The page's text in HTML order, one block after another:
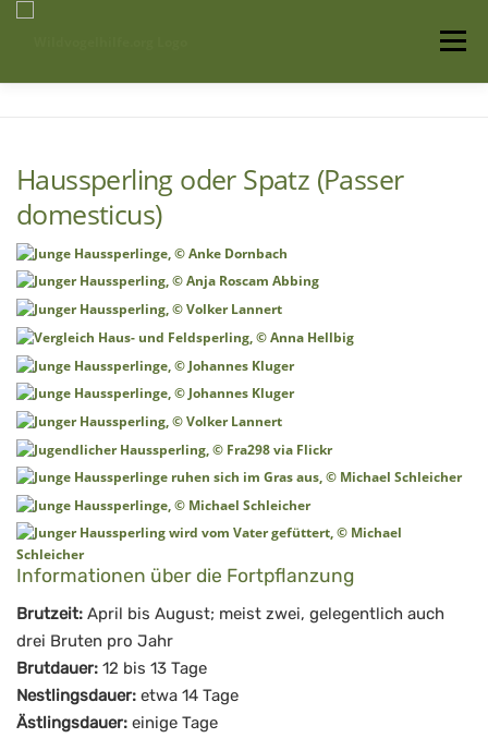
Menü
Auffangstationen
Haussperling oder Spatz (Passer
domesticus)
Informationen über die Fortpflanzung
Brutzeit: April bis August; meist zwei, gelegentlich auch
drei Bruten pro Jahr
Brutdauer: 12 bis 13 Tage
Nestlingsdauer: etwa 14 Tage
Ästlingsdauer: einige Tage